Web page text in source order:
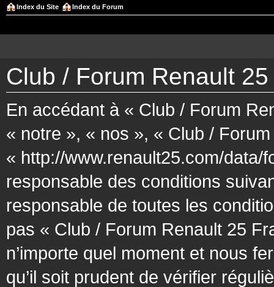
Index du Site Index du Forum
Club / Forum Renault
En accédant à « Club / Forum
« notre », « nos », « Club /
« http://www.renault25.com/data/
responsable des conditions
responsable de toutes les
pas « Club / Forum Renault 25
n’importe quel moment et nous
qu’il soit prudent de vérifier